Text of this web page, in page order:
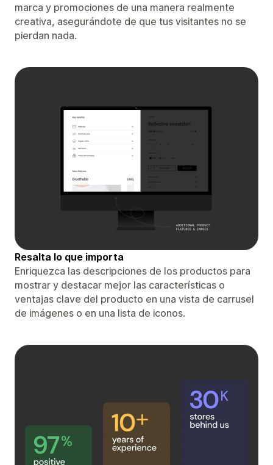
marca y promociones de una manera realmente
creativa, asegurándote de que tus visitantes no se
pierdan nada.
Resalta lo que importa
Enriquezca las descripciones de los productos para
mostrar y destacar mejor las características o
ventajas clave del producto en una vista de carrusel
de imágenes o en una lista de iconos.